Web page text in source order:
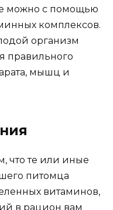
можно с помощью
комплексов.
организм
правильного
мышц и
что те или иные
питомца
витаминов,
в рацион вам